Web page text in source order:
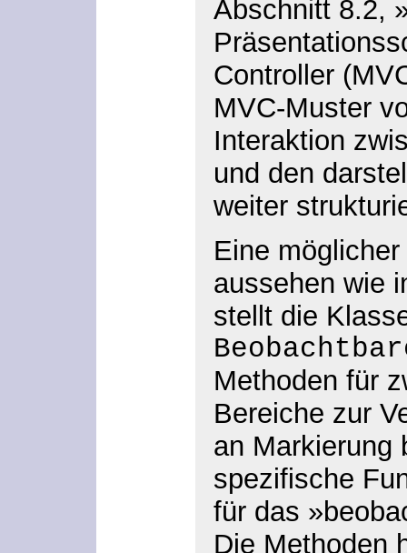
Abschnitt 8.2,
Controller
MVC-Muster
Interaktion
und den
weiter
Eine
aussehen wie
stellt die
Methoden für
Bereiche zur
an Markierung
spezifische
für das
Die Methoden